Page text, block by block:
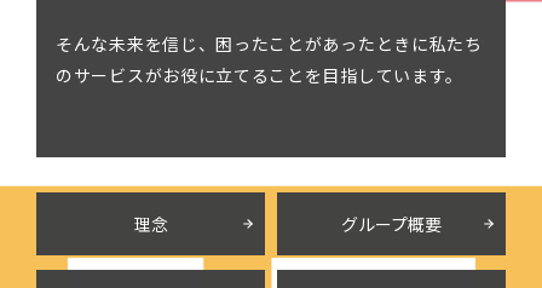
そんな未来を信じ、困ったことがあったときに私たち
のサービスがお役に立てることを目指しています。
理念 グループ概要